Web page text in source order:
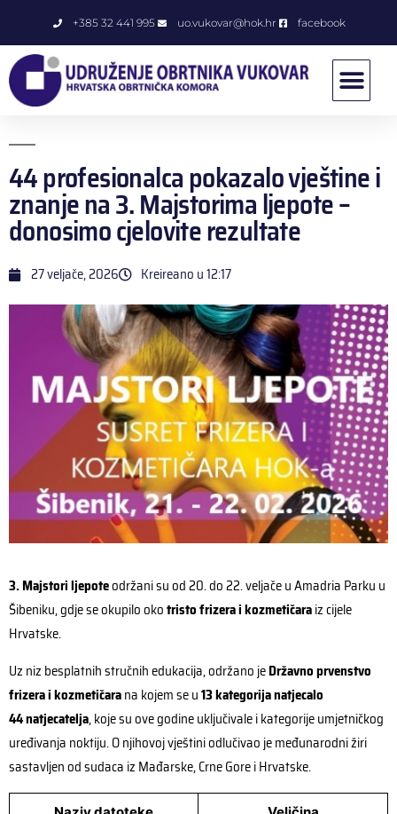
+385 32 441 995 uo.vukovar@hok.hr facebook
44 profesionalca pokazalo vještine i
znanje na 3. Majstorima ljepote –
donosimo cjelovite rezultate
27 veljače, 2026 Kreireano u12:17
3. Majstori ljepoteodržani su od 20. do 22. veljače u Amadria Parku u
Šibeniku, gdje se okupilo okotristo frizera i kozmetičaraiz cijele
Hrvatske.
Uz niz besplatnih stručnih edukacija, održano jeDržavno prvenstvo
frizera i kozmetičarana kojem se u13 kategorija natjecalo
44 natjecatelja, koje su ove godine uključivale i kategorije umjetničkog
uređivanja noktiju. O njihovoj vještini odlučivao je međunarodni žiri
sastavljen od sudaca iz Mađarske, Crne Gore i Hrvatske.